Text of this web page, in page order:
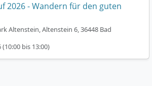
2026 - Wandern für den guten
Altenstein, Altenstein 6, 36448 Bad
bis 13:00)